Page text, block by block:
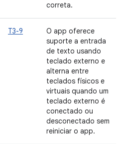
correta.
T3-9
O app oferece
suporte a entrada
de texto usando
teclado externo e
alterna entre
teclados físicos e
virtuais quando um
teclado externo é
conectado ou
desconectado sem
reiniciar o app.